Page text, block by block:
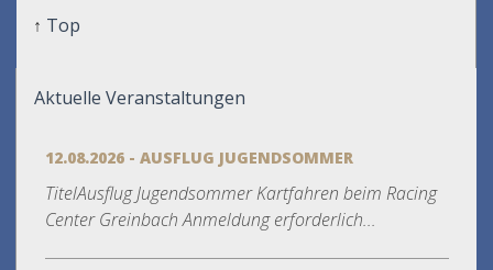
↑ Top
Aktuelle Veranstaltungen
12.08.2026 - AUSFLUG JUGENDSOMMER
TitelAusflug Jugendsommer Kartfahren beim Racing
Center Greinbach Anmeldung erforderlich...